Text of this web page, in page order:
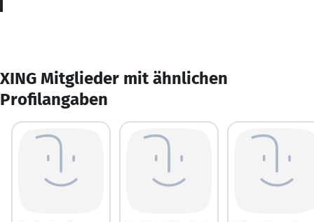
XING Mitglieder mit ähnlichen
Profilangaben